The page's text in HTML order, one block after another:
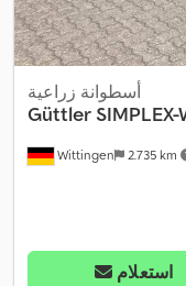
Wittingen 2.735 km
أسطوانة زراعية
Güttler SIMPLEX-
استعلام